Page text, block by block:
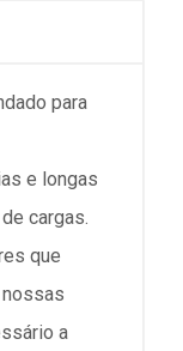
para
e longas
cargas.
que
nossas
a